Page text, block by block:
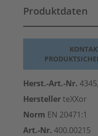
Produktdaten
Herst.-Art.-Nr.
HerstellerteXXor
Norm EN 20471:1
Art.-Nr. 400.00215